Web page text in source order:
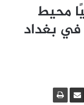
محيط
في بغداد